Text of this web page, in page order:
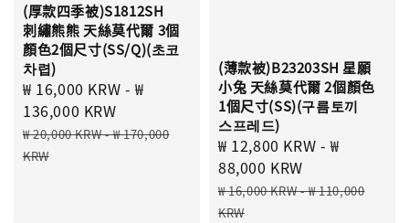
(厚款四季被)S1812SH
刺繡熊熊 天絲莫代爾 3個
顏色2個尺寸(SS/Q)(초코
차렵)
Sale
price
₩ 16,000 KRW -₩
136,000 KRW
Regular
price
₩ 20,000 KRW-₩ 170,000
KRW
(薄款被)B23203SH 星願
小兔 天絲莫代爾 2個顏色
1個尺寸(SS)(구름토끼
스프레드)
Sale
price
₩ 12,800 KRW -₩
88,000 KRW
Regular
price
₩ 16,000 KRW-₩ 110,000
KRW